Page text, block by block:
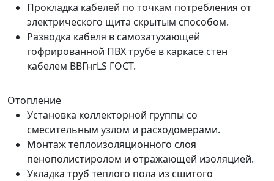
Прокладка кабелей по точкам потребления от
электрического щита скрытым способом.
Разводка кабеля в самозатухающей
гофрированной ПВХ трубе в каркасе стен
кабелем ВВГнгLS ГОСТ.
Отопление
Установка коллекторной группы со
смесительным узлом и расходомерами.
Монтаж теплоизоляционного слоя
пенополистиролом и отражающей изоляцией.
Укладка труб теплого пола из сшитого